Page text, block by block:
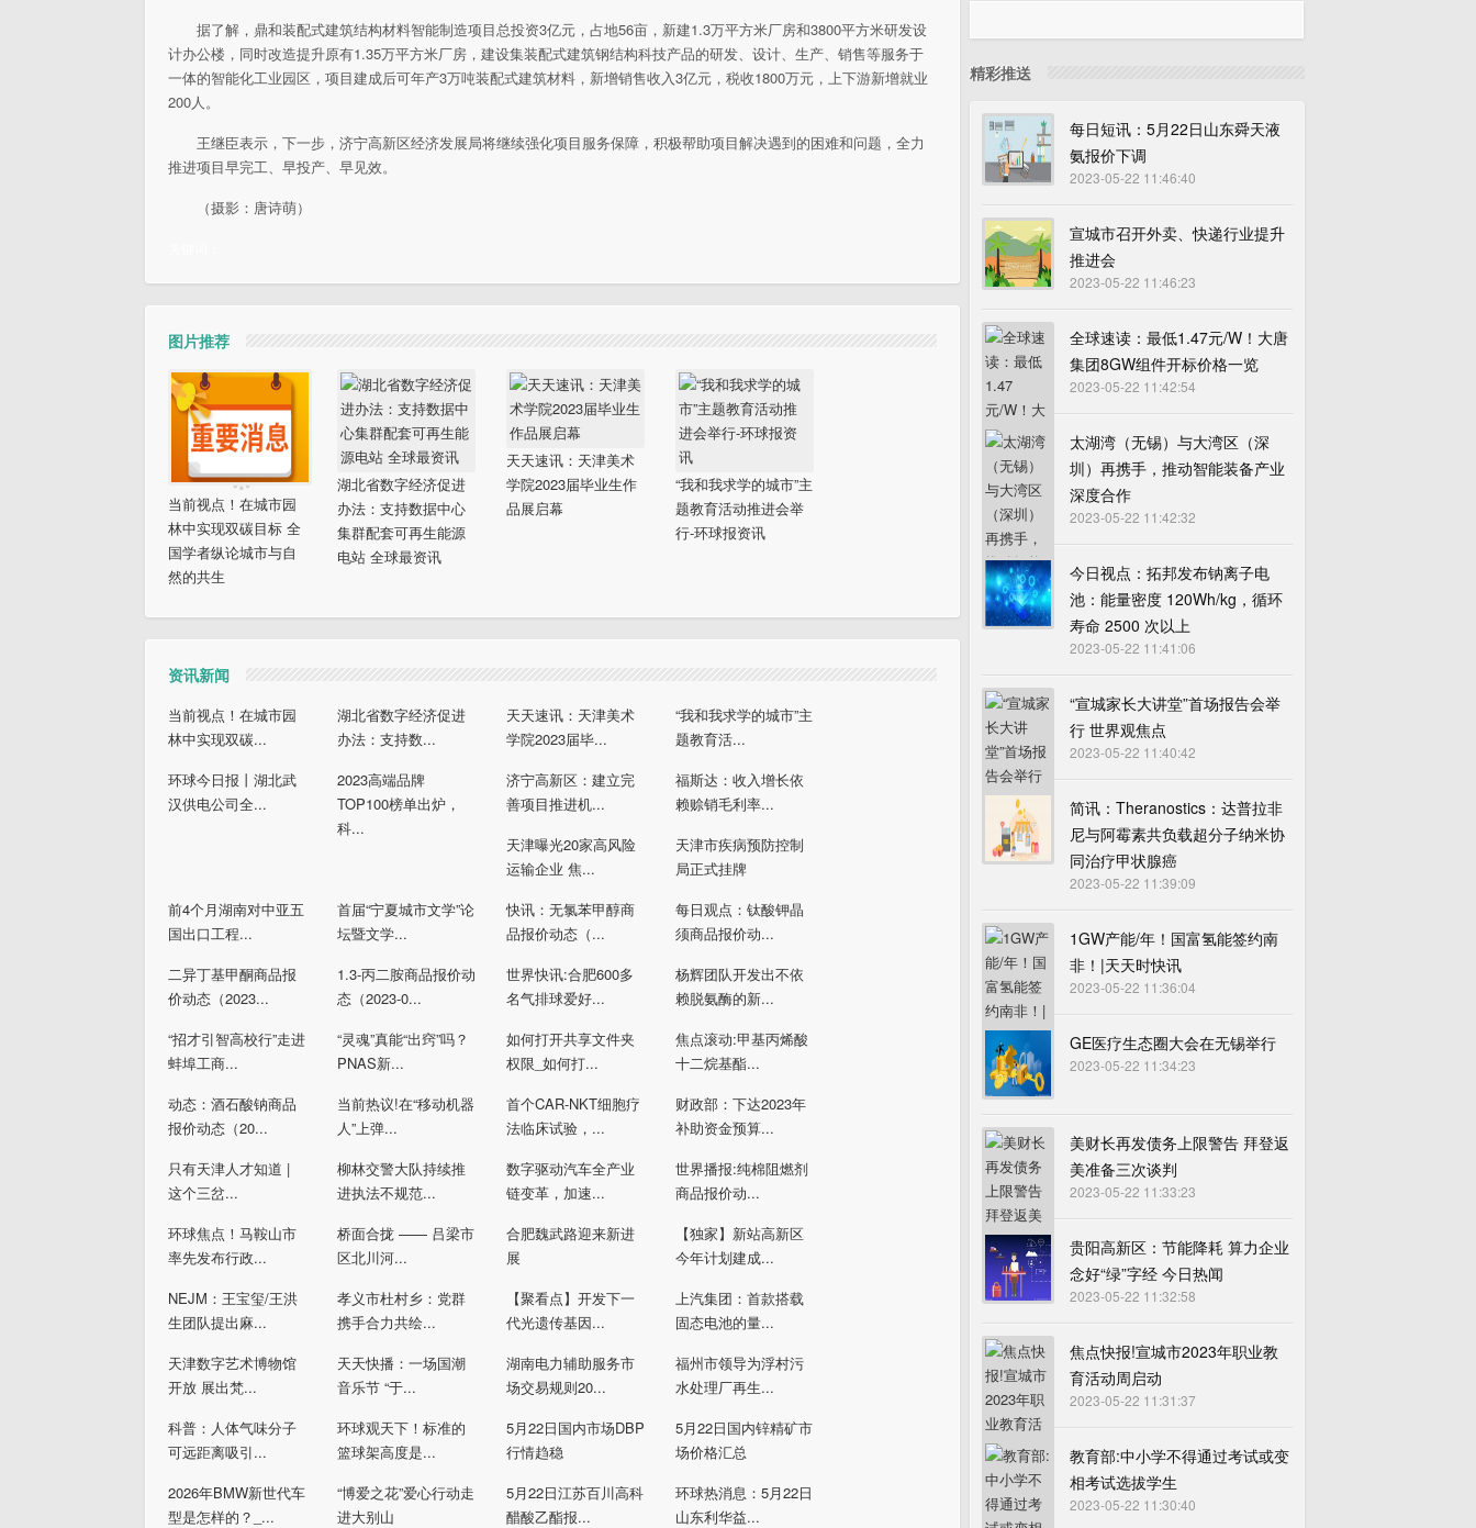
据了解，鼎和装配式建筑结构材料智能制造项目总投资3亿元，占地56亩，新建1.3万平方米厂房和3800平方米研发设
计办公楼，同时改造提升原有1.35万平方米厂房，建设集装配式建筑钢结构科技产品的研发、设计、生产、销售等服务于
一体的智能化工业园区，项目建成后可年产3万吨装配式建筑材料，新增销售收入3亿元，税收1800万元，上下游新增就业
200人。
王继臣表示，下一步，济宁高新区经济发展局将继续强化项目服务保障，积极帮助项目解决遇到的困难和问题，全力
推进项目早完工、早投产、早见效。
（摄影：唐诗萌）
图片推荐
当前视点！在城市园
林中实现双碳目标 全
国学者纵论城市与自
然的共生
湖北省数字经济促进
办法：支持数据中心
集群配套可再生能源
电站 全球最资讯
天天速讯：天津美术
学院2023届毕业生作
品展启幕
“我和我求学的城市”主
题教育活动推进会举
行-环球报资讯
资讯新闻
当前视点！在城市园
林中实现双碳...
湖北省数字经济促进
办法：支持数...
天天速讯：天津美术
学院2023届毕...
“我和我求学的城市”主
题教育活...
环球今日报丨湖北武
汉供电公司全...
2023高端品牌
TOP100榜单出炉，
科...
济宁高新区：建立完
善项目推进机...
福斯达：收入增长依
赖赊销毛利率...
天津曝光20家高风险
运输企业 焦...
天津市疾病预防控制
局正式挂牌
前4个月湖南对中亚五
国出口工程...
首届“宁夏城市文学”论
坛暨文学...
快讯：无氯苯甲醇商
品报价动态（...
每日观点：钛酸钾晶
须商品报价动...
二异丁基甲酮商品报
价动态（2023...
1.3-丙二胺商品报价动
态（2023-0...
世界快讯:合肥600多
名气排球爱好...
杨辉团队开发出不依
赖脱氨酶的新...
“招才引智高校行”走进
蚌埠工商...
“灵魂”真能“出窍”吗？
PNAS新...
如何打开共享文件夹
权限_如何打...
焦点滚动:甲基丙烯酸
十二烷基酯...
动态：酒石酸钠商品
报价动态（20...
当前热议!在“移动机器
人”上弹...
首个CAR-NKT细胞疗
法临床试验，...
财政部：下达2023年
补助资金预算...
只有天津人才知道 |
这个三岔...
柳林交警大队持续推
进执法不规范...
数字驱动汽车全产业
链变革，加速...
世界播报:纯棉阻燃剂
商品报价动...
环球焦点！马鞍山市
率先发布行政...
桥面合拢 —— 吕梁市
区北川河...
合肥魏武路迎来新进
展
【独家】新站高新区
今年计划建成...
NEJM：王宝玺/王洪
生团队提出麻...
孝义市杜村乡：党群
携手合力共绘...
【聚看点】开发下一
代光遗传基因...
上汽集团：首款搭载
固态电池的量...
天津数字艺术博物馆
开放 展出梵...
天天快播：一场国潮
音乐节 “于...
湖南电力辅助服务市
场交易规则20...
福州市领导为浮村污
水处理厂再生...
科普：人体气味分子
可远距离吸引...
环球观天下！标准的
篮球架高度是...
5月22日国内市场DBP
行情趋稳
5月22日国内锌精矿市
场价格汇总
2026年BMW新世代车
型是怎样的？_...
“博爱之花”爱心行动走
进大别山
5月22日江苏百川高科
醋酸乙酯报...
环球热消息：5月22日
山东利华益...
精彩推送
每日短讯：5月22日山东舜天液
氨报价下调
2023-05-22 11:46:40
宣城市召开外卖、快递行业提升
推进会
2023-05-22 11:46:23
全球速读：最低1.47元/W！大唐
集团8GW组件开标价格一览
2023-05-22 11:42:54
太湖湾（无锡）与大湾区（深
圳）再携手，推动智能装备产业
深度合作
2023-05-22 11:42:32
今日视点：拓邦发布钠离子电
池：能量密度 120Wh/kg，循环
寿命 2500 次以上
2023-05-22 11:41:06
“宣城家长大讲堂”首场报告会举
行 世界观焦点
2023-05-22 11:40:42
简讯：Theranostics：达普拉非
尼与阿霉素共负载超分子纳米协
同治疗甲状腺癌
2023-05-22 11:39:09
1GW产能/年！国富氢能签约南
非！|天天时快讯
2023-05-22 11:36:04
GE医疗生态圈大会在无锡举行
2023-05-22 11:34:23
美财长再发债务上限警告 拜登返
美准备三次谈判
2023-05-22 11:33:23
贵阳高新区：节能降耗 算力企业
念好“绿”字经 今日热闻
2023-05-22 11:32:58
焦点快报!宣城市2023年职业教
育活动周启动
2023-05-22 11:31:37
教育部:中小学不得通过考试或变
相考试选拔学生
2023-05-22 11:30:40